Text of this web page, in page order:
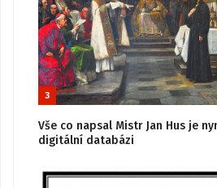
3
Vše co napsal Mistr Jan Hus je
digitální databázi